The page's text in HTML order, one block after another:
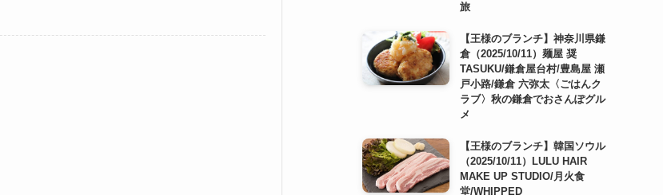
旅
【王様のブランチ】神奈川県鎌
倉（2025/10/11）麺屋 奨
TASUKU/鎌倉屋台村/豊島屋 瀬
戸小路/鎌倉 六弥太〈ごはんク
ラブ〉秋の鎌倉でおさんぽグル
メ
【王様のブランチ】韓国ソウル
（2025/10/11）LULU HAIR
MAKE UP STUDIO/月火食
堂/WHIPPED